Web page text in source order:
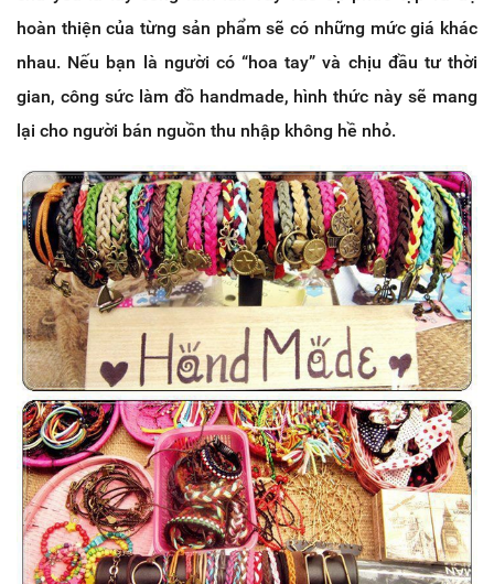
hoàn thiện của từng sản phẩm sẽ có những mức giá khác
nhau. Nếu bạn là người có “hoa tay” và chịu đầu tư thời
gian, công sức làm đồ handmade, hình thức này sẽ mang
lại cho người bán nguồn thu nhập không hề nhỏ.